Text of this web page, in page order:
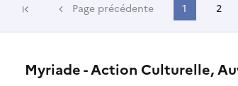
Première pagePage précédente 1 2
Myriade - Action Culturelle,